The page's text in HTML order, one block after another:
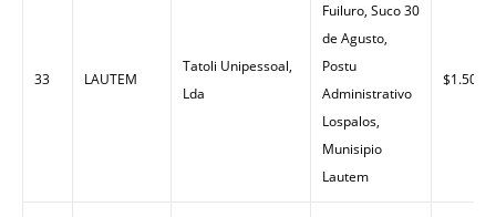
33 LAUTEM
Tatoli Unipessoal,
Lda
Fuiluro, Suco 30
de Agusto,
Postu
Administrativo
Lospalos,
Munisipio
Lautem
$1.50